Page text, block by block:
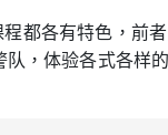
都各有特色，前
，体验各式各样